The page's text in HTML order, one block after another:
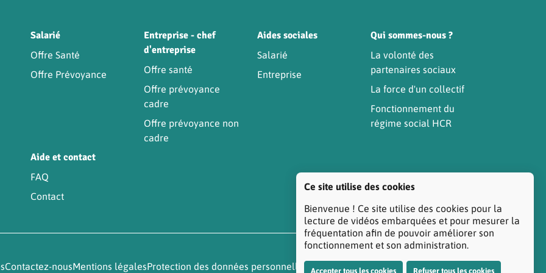
Ce site utilise des cookies
Bienvenue ! Ce site utilise des cookies pour la
lecture de vidéos embarquées et pour mesurer la
fréquentation afin de pouvoir améliorer son
fonctionnement et son administration.
Accepter tous les cookies Refuser tous les cookies
Salarié
Offre Santé
Offre Prévoyance
Entreprise - chef
d'entreprise
Offre santé
Offre prévoyance
cadre
Offre prévoyance non
cadre
Aides sociales
Salarié
Entreprise
Qui sommes-nous ?
La volonté des
partenaires sociaux
La force d'un collectif
Fonctionnement du
régime social HCR
Aide et contact
FAQ
Contact
Contactez-nousMentions légalesProtection des données personnelles Réclamation/Médiation Santé